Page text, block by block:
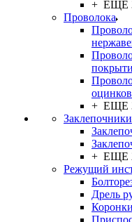
+ ЕЩЕ
Проволока
+ ЕЩЕ
Заклепочники
+ ЕЩЕ
Режущий
Дрель
Коронки